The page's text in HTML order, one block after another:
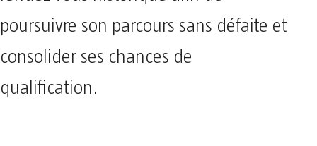
poursuivre son parcours sans défaite et
consolider ses chances de
qualification.